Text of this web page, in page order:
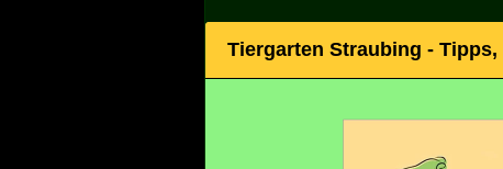
Tiergarten Straubing -